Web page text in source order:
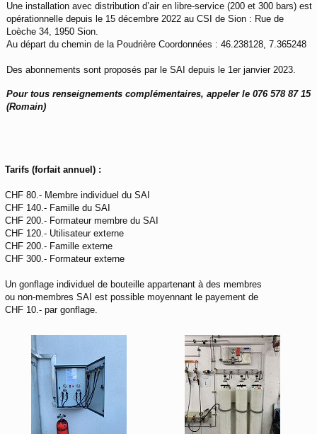
Une installation avec distribution d’air en libre-service (200 et 300 bars) est
opérationnelle depuis le 15 décembre 2022 au CSI de Sion : Rue de
Loèche 34, 1950 Sion.
Au départ du chemin de la Poudrière Coordonnées : 46.238128, 7.365248
Des abonnements sont proposés par le SAI depuis le 1er janvier 2023.
Pour tous renseignements complémentaires, appeler le 076 578 87 15
(Romain)
Tarifs (forfait annuel) :
CHF 80.- Membre individuel du SAI
CHF 140.- Famille du SAI
CHF 200.- Formateur membre du SAI
CHF 120.- Utilisateur externe
CHF 200.- Famille externe
CHF 300.- Formateur externe
Un gonflage individuel de bouteille appartenant à des membres
ou non-membres SAI est possible moyennant le payement de
CHF 10.- par gonflage.